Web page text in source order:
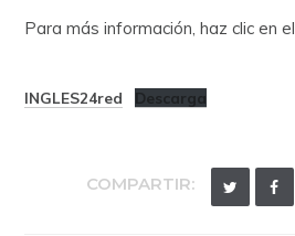
Para más información, haz clic en el
INGLES24red Descarga
COMPARTIR: